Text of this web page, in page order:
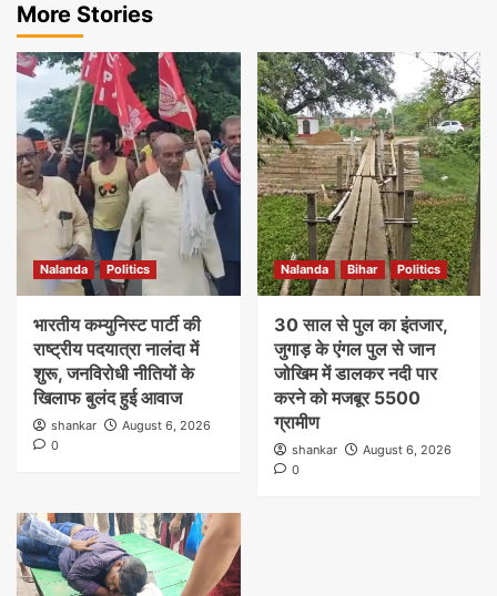
More Stories
Nalanda Politics
भारतीय कम्युनिस्ट पार्टी की
राष्ट्रीय पदयात्रा नालंदा में
शुरू, जनविरोधी नीतियों के
खिलाफ बुलंद हुई आवाज
shankar
August 6, 2026
0
Nalanda Bihar Politics
30 साल से पुल का इंतजार,
जुगाड़ के एंगल पुल से जान
जोखिम में डालकर नदी पार
करने को मजबूर 5500
ग्रामीण
shankar
August 6, 2026
0